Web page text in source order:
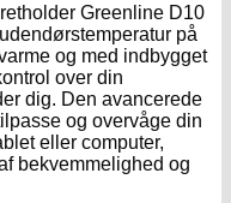
Greenline D10
på
og med indbygget
over din
dig. Den avancerede
og overvåge din
eller computer,
bekvemmelighed og